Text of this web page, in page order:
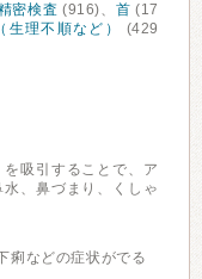
密検査 (916)、 首 (17
生理不順など）
(429
吸引することで、ア
、鼻づまり、くしゃ
痢などの症状がでる